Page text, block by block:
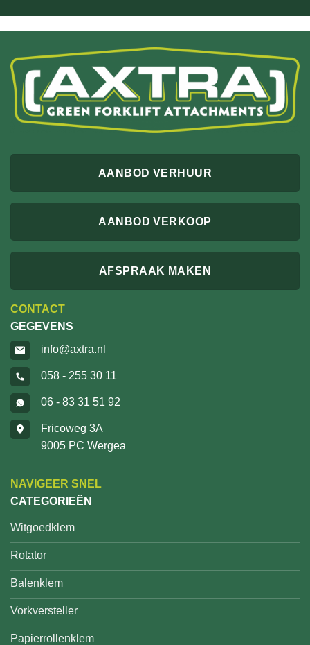
AANBOD VERHUUR
AANBOD VERKOOP
AFSPRAAK MAKEN
CONTACT
GEGEVENS
info@axtra.nl
058 - 255 30 11
06 - 83 31 51 92
Fricoweg 3A
9005 PC Wergea
NAVIGEER SNEL
CATEGORIEËN
Witgoedklem
Rotator
Balenklem
Vorkversteller
Papierrollenklem